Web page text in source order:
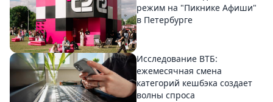
режим на "Пикнике Афиши"
в Петербурге
Исследование ВТБ:
ежемесячная смена
категорий кешбэка создает
волны спроса